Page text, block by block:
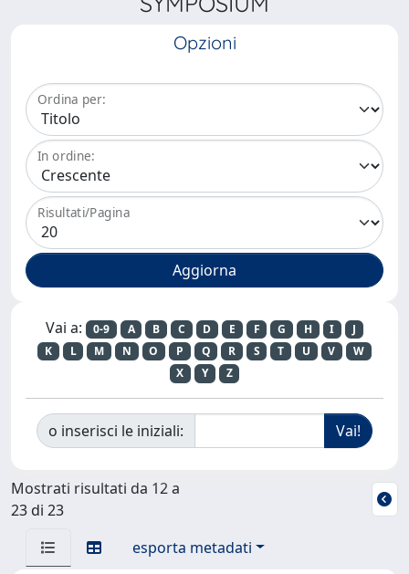
Opzioni
Ordina per:
In ordine:
Risultati/Pagina
Vai a: 0-9 A B C D E F G H I
J
K
L M N O P Q R S T U V
W
X
Y Z
o inserisci le iniziali:
Mostrati risultati da 12 a
23 di 23
esporta metadati